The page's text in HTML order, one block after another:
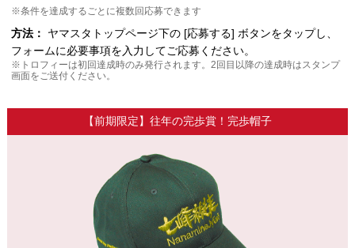
※条件を達成するごとに複数回応募できます
方法：
ヤマスタトップページ下の [応募する] ボタンをタップし、
フォームに必要事項を入力してご応募ください。
※トロフィーは初回達成時のみ発行されます。2回目以降の達成時はスタンプ
画面をご送付ください。
【前期限定】往年の完歩賞！完歩帽子